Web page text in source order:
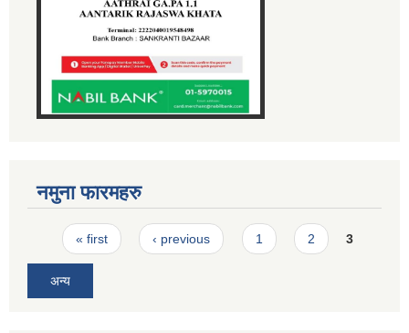
नमुना फारमहरु
Pages
« first ‹ previous 1 2 3
अन्य